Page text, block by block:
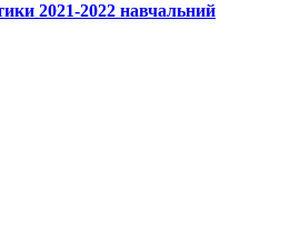
2021-2022 навчальний